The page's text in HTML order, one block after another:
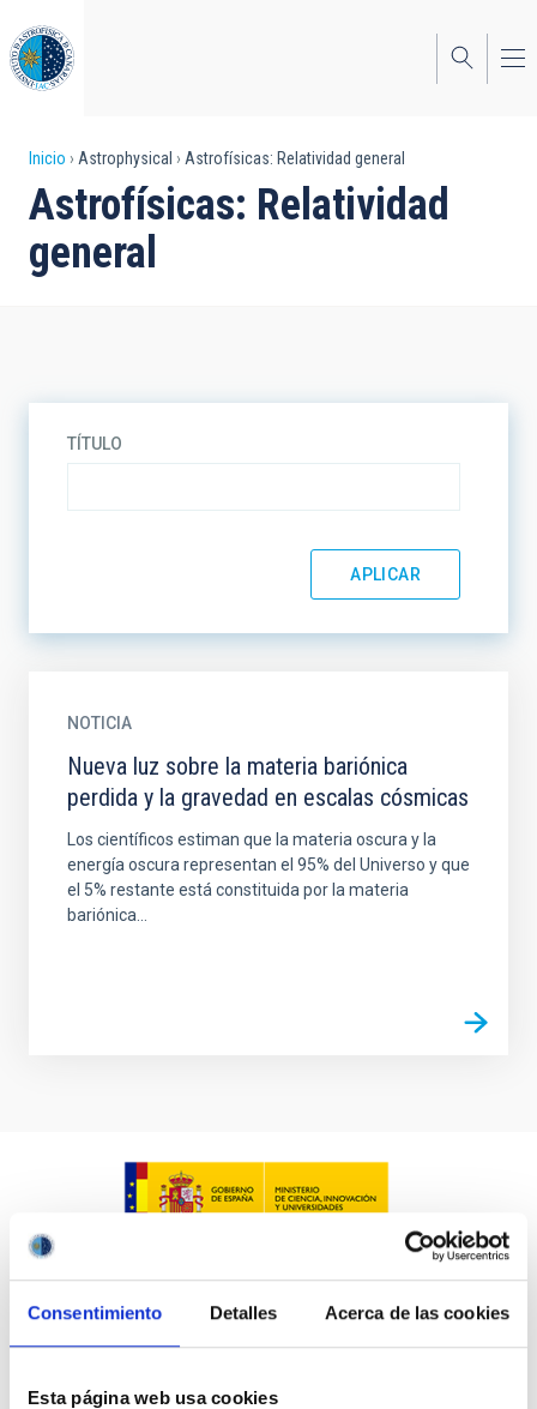
Consentimiento Detalles Acerca de las cookies
Esta página web usa cookies
al
contenido
principal
Sobrescribir
enlaces
de
Inicio Astrophysical Astrofísicas: Relatividad general
Astrofísicas: Relatividad
general
TÍTULO
NOTICIA
Nueva luz sobre la materia bariónica
perdida y la gravedad en escalas cósmicas
Los científicos estiman que la materia oscura y la
energía oscura representan el 95% del Universo y que
el 5% restante está constituida por la materia
bariónica...